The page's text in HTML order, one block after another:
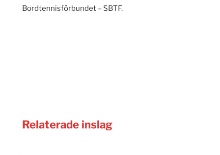
Bordtennisförbundet – SBTF.
Relaterade inslag